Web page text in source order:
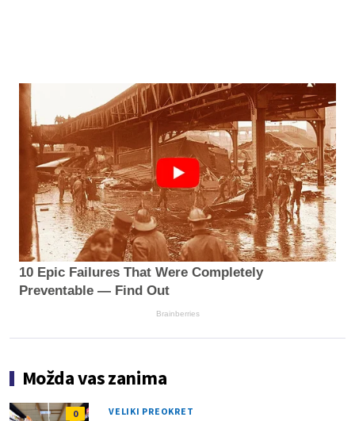
10 Epic Failures That Were Completely
Preventable — Find Out
Brainberries
Možda vas zanima
0 VELIKI PREOKRET